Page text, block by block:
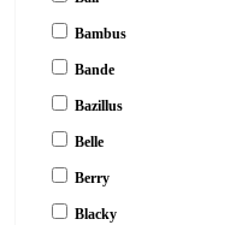
Bambus
Bande
Bazillus
Belle
Berry
Blacky